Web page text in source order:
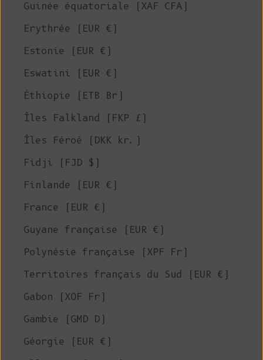
Guinée équatoriale (XAF CFA)
Erythrée (EUR €)
Estonie (EUR €)
Eswatini (EUR €)
Éthiopie (ETB Br)
Îles Falkland (FKP £)
Îles Féroé (DKK kr.)
Fidji (FJD $)
Finlande (EUR €)
France (EUR €)
Guyane française (EUR €)
Polynésie française (XPF Fr)
Territoires français du Sud (EUR €)
Gabon (XOF Fr)
Gambie (GMD D)
Géorgie (EUR €)